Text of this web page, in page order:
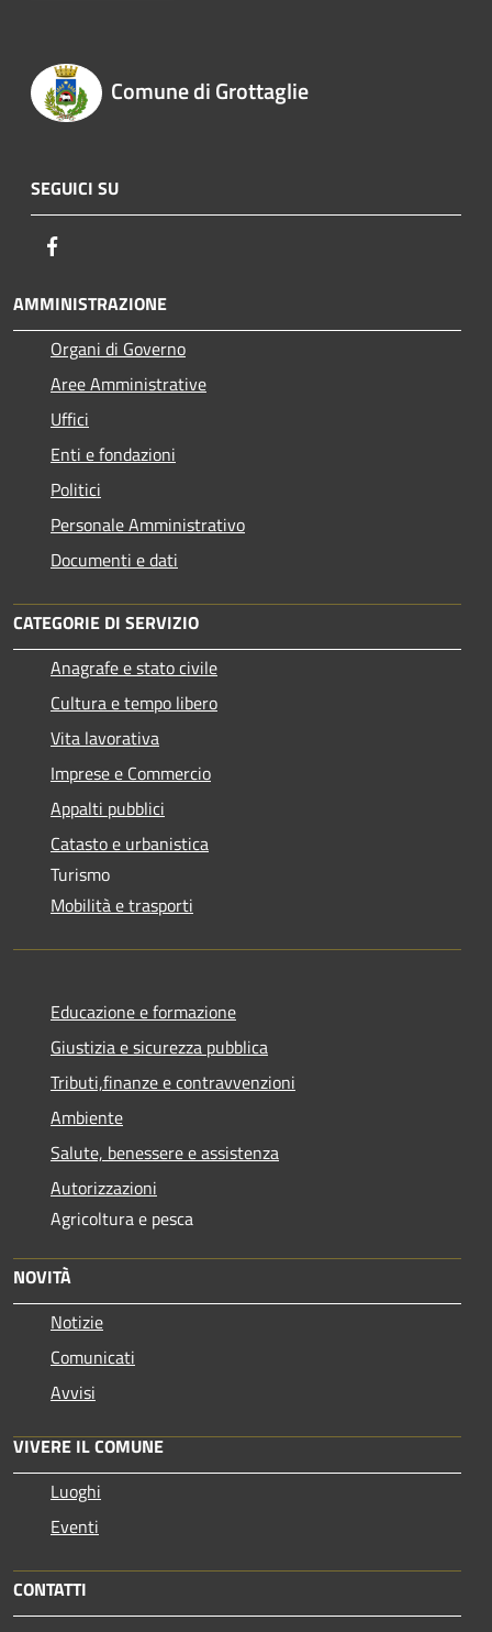
Comune di Grottaglie
SEGUICI SU
AMMINISTRAZIONE
Organi di Governo
Aree Amministrative
Uffici
Enti e fondazioni
Politici
Personale Amministrativo
Documenti e dati
CATEGORIE DI SERVIZIO
Anagrafe e stato civile
Cultura e tempo libero
Vita lavorativa
Imprese e Commercio
Appalti pubblici
Catasto e urbanistica
Turismo
Mobilità e trasporti
Educazione e formazione
Giustizia e sicurezza pubblica
Tributi,finanze e contravvenzioni
Ambiente
Salute, benessere e assistenza
Autorizzazioni
Agricoltura e pesca
NOVITÀ
Notizie
Comunicati
Avvisi
VIVERE IL COMUNE
Luoghi
Eventi
CONTATTI